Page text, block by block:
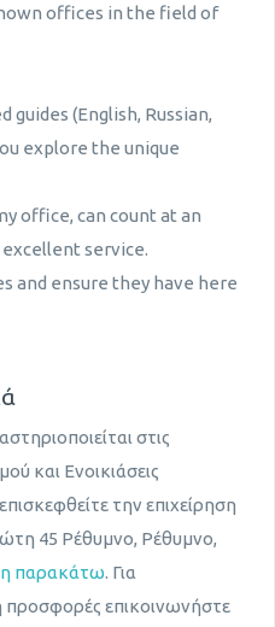
offices in the field of
(English, Russian,
explore the unique
office, can count at an
service.
and ensure they have here
στις
και Ενοικιάσεις
την επιχείρηση
45 Ρέθυμνο, Ρέθυμνο,
παρακάτω. Για
προσφορές επικοινωνήστε